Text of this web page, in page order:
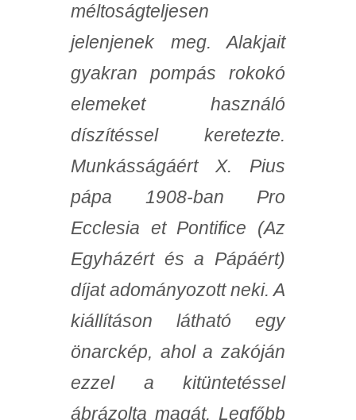
méltoságteljesen
jelenjenek meg. Alakjait
gyakran pompás rokokó
elemeket használó
díszítéssel keretezte.
Munkásságáért X. Pius
pápa 1908-ban Pro
Ecclesia et Pontifice (Az
Egyházért és a Pápáért)
díjat adományozott neki. A
kiállításon látható egy
önarckép, ahol a zakóján
ezzel a kitüntetéssel
ábrázolta magát. Legfőbb